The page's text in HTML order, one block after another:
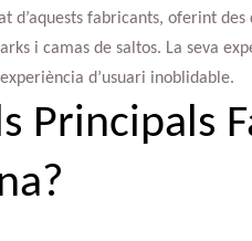
d’aquests fabricants, oferint des
i camas de saltos. La seva
d’usuari inoblidable.
Principals